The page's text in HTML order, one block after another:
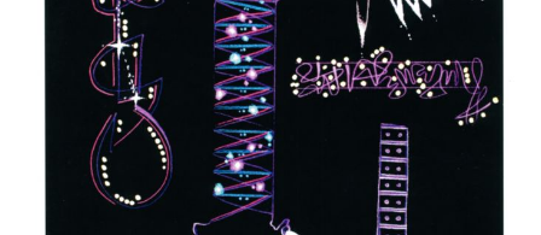
郵局幫你送（離島）
每筆NT$80，滿NT$3,000(含以上)免運費
付款後門市自取